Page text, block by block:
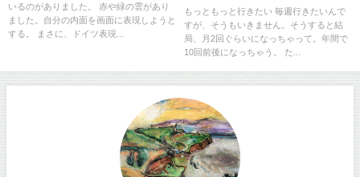
いるのがありました。 赤や緑の雲があり
ました。自分の内面を画面に表現しようと
する。 まさに、ドイツ表現...
もっともっと行きたい 毎週行きたいんで
すが、そうもいきません。そうすると結
局、月2回ぐらいになっちゃって。年間で
10回前後になっちゃう。 た...